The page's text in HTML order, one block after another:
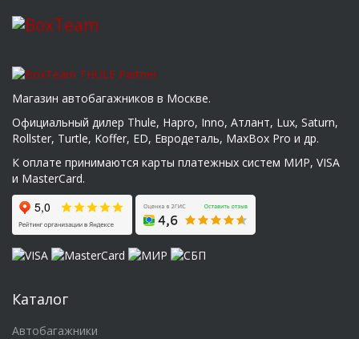
Магазин автобагажников в Москве.
Официальный дилер Thule, Hapro, Inno, Атлант, Lux, Saturn,
Rollster, Turtle, Koffer, ED, Евродеталь, MaxBox Pro и др.
К оплате принимаются карты платежных систем МИР, VISA
и MasterCard.
Каталог
Автобагажники